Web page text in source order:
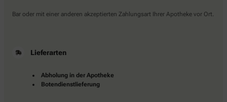
Bar oder mit einer anderen akzeptierten Zahlungsart Ihrer Apotheke vor Ort.
Lieferarten
Abholung in der Apotheke
Botendienstlieferung